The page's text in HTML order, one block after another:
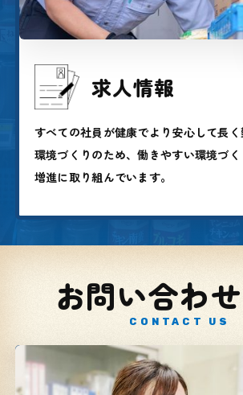
求人情報
すべての社員が健康でより安心して長
環境づくりのため、働きやすい環境づ
増進に取り組んでいます。
お問い合わ
CONTACT US